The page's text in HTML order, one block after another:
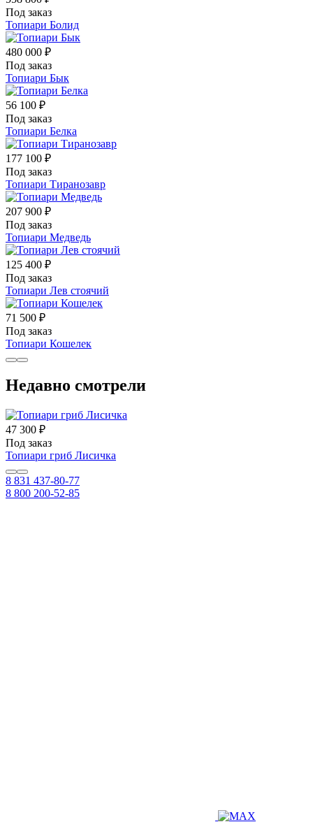
Под заказ
Топиари Болид
480 000 ₽
Под заказ
Топиари Бык
56 100 ₽
Под заказ
Топиари Белка
177 100 ₽
Под заказ
Топиари Тиранозавр
207 900 ₽
Под заказ
Топиари Медведь
125 400 ₽
Под заказ
Топиари Лев стоячий
71 500 ₽
Под заказ
Топиари Кошелек
Недавно смотрели
47 300 ₽
Под заказ
Топиари гриб Лисичка
8 831 437-80-77
8 800 200-52-85